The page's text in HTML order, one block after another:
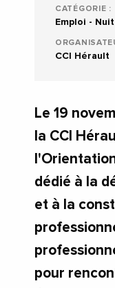
CATÉGORIE :
Emploi -
CCI Hérault
Le 19
la CCI
dédié à la
et à la
pour